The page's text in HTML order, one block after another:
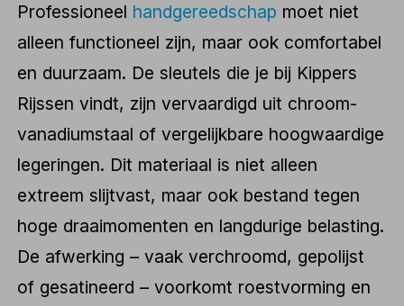
Professioneel handgereedschap moet niet
alleen functioneel zijn, maar ook comfortabel
en duurzaam. De sleutels die je bij Kippers
Rijssen vindt, zijn vervaardigd uit chroom-
vanadiumstaal of vergelijkbare hoogwaardige
legeringen. Dit materiaal is niet alleen
extreem slijtvast, maar ook bestand tegen
hoge draaimomenten en langdurige belasting.
De afwerking – vaak verchroomd, gepolijst
of gesatineerd – voorkomt roestvorming en